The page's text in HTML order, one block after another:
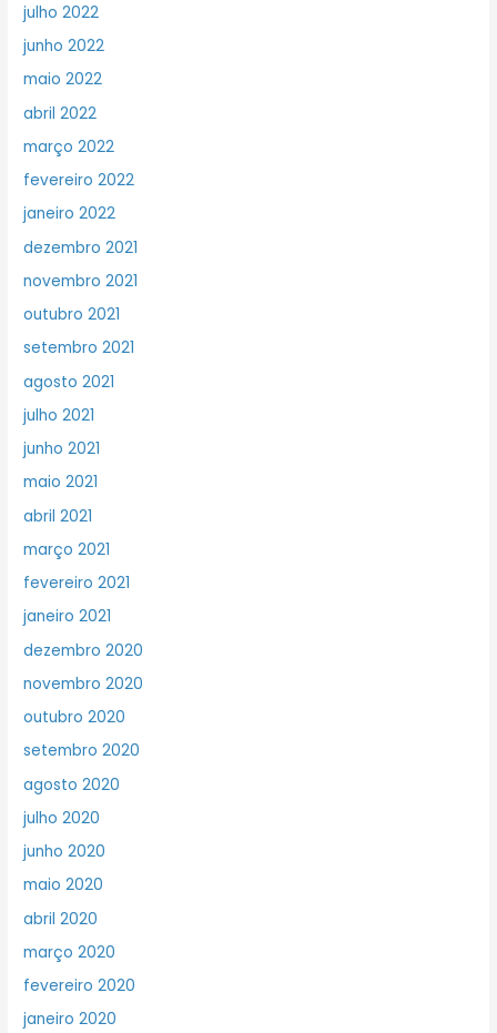
julho 2022
junho 2022
maio 2022
abril 2022
março 2022
fevereiro 2022
janeiro 2022
dezembro 2021
novembro 2021
outubro 2021
setembro 2021
agosto 2021
julho 2021
junho 2021
maio 2021
abril 2021
março 2021
fevereiro 2021
janeiro 2021
dezembro 2020
novembro 2020
outubro 2020
setembro 2020
agosto 2020
julho 2020
junho 2020
maio 2020
abril 2020
março 2020
fevereiro 2020
janeiro 2020